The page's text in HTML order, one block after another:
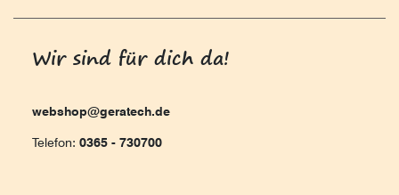
Wir sind für dich da!
webshop@geratech.de
Telefon: 0365 - 730700